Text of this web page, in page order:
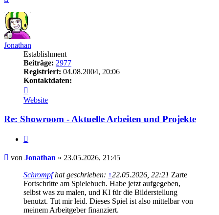
Jonathan
Establishment
Beiträge: 2977
Registriert: 04.08.2004, 20:06
Kontaktdaten:
von
Jonathan
Website
Re: Showroom - Aktuelle Arbeiten und Projekte
Beitrag
von Jonathan » 23.05.2026, 21:45
Schrompfhat geschrieben: ↑22.05.2026, 22:21 Zarte
Fortschritte am Spielebuch. Habe jetzt aufgegeben,
selbst was zu malen, und KI für die Bilderstellung
benutzt. Tut mir leid. Dieses Spiel ist also mittelbar von
meinem Arbeitgeber finanziert.